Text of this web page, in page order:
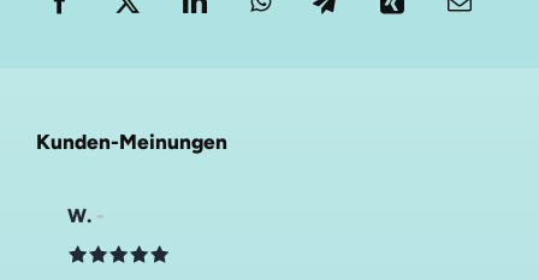
Kunden-Meinungen
W.